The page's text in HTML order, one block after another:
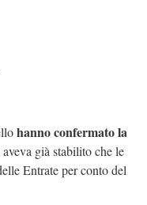
hanno confermato la
aveva già stabilito che le
Entrate per conto del